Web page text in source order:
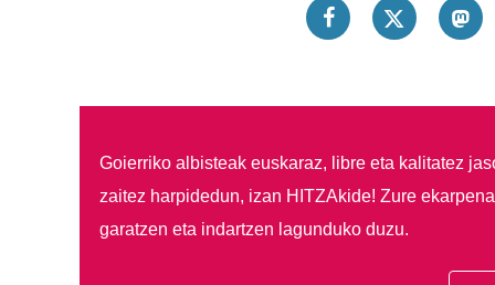
Goierriko albisteak euskaraz, libre eta kalitatez
zaitez harpidedun, izan HITZAkide! Zure
garatzen eta indartzen lagunduko duzu.